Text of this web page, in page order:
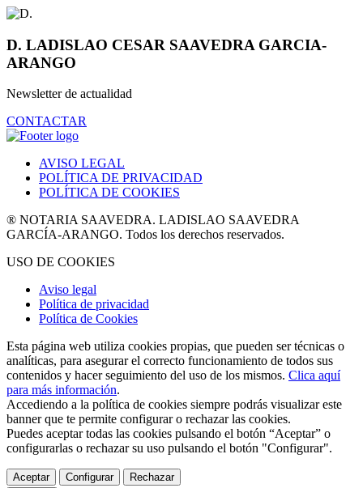
D. LADISLAO CESAR SAAVEDRA GARCIA-
ARANGO
Newsletter de actualidad
CONTACTAR
AVISO LEGAL
POLÍTICA DE PRIVACIDAD
POLÍTICA DE COOKIES
® NOTARIA SAAVEDRA. LADISLAO SAAVEDRA
GARCÍA-ARANGO. Todos los derechos reservados.
USO DE COOKIES
Aviso legal
Política de privacidad
Política de Cookies
Esta página web utiliza cookies propias, que pueden ser técnicas o
analíticas, para asegurar el correcto funcionamiento de todos sus
contenidos y hacer seguimiento del uso de los mismos. Clica aquí
para más información.
Accediendo a la política de cookies siempre podrás visualizar este
banner que te permite configurar o rechazar las cookies.
Puedes aceptar todas las cookies pulsando el botón “Aceptar” o
configurarlas o rechazar su uso pulsando el botón "Configurar".
Aceptar Configurar Rechazar